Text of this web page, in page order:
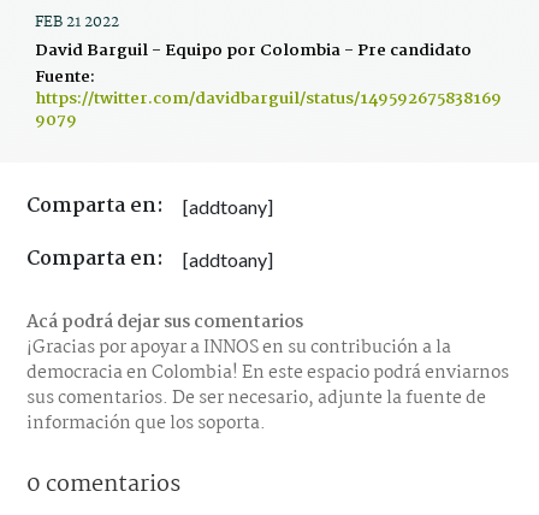
FEB 21 2022
David Barguil - Equipo por Colombia - Pre candidato
Fuente:
https://twitter.com/davidbarguil/status/149592675838169
9079
Comparta en: [addtoany]
Comparta en: [addtoany]
Acá podrá dejar sus comentarios
¡Gracias por apoyar a INNOS en su contribución a la
democracia en Colombia! En este espacio podrá enviarnos
sus comentarios. De ser necesario, adjunte la fuente de
información que los soporta.
0 comentarios